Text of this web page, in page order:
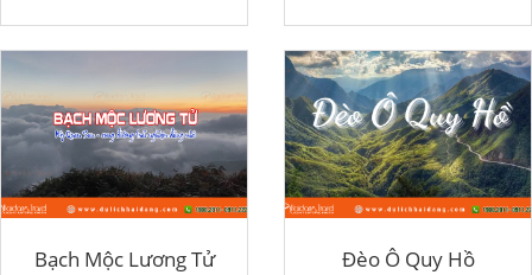
Bạch Mộc Lương Tử Đèo Ô Quy Hồ